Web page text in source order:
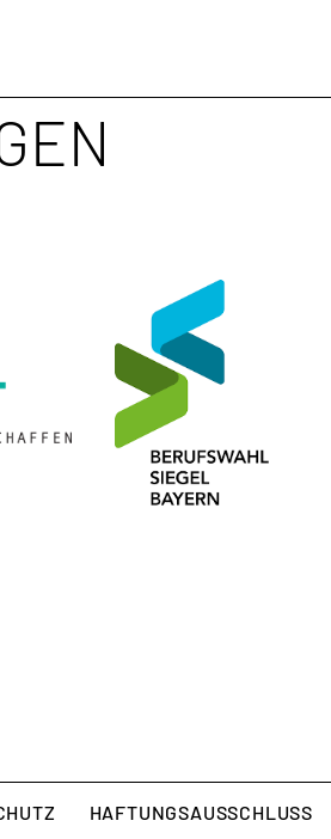
HAFTUNGSAUSSCHLUSS